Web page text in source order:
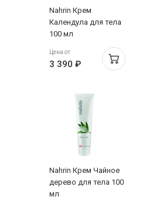
Nahrin Крем
Календула для тела
100 мл
Цена от
3 390 ₽
Nahrin Крем Чайное
дерево для тела 100
мл